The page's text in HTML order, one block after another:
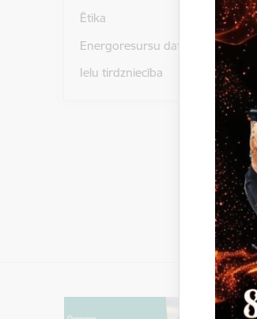
Ētika
Energoresursu dati un statistika
Ielu tirdzniecība